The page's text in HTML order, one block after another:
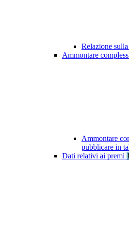
Relazione
Ammontare
Ammontare
pubblicare in
Dati relativi ai premi 1